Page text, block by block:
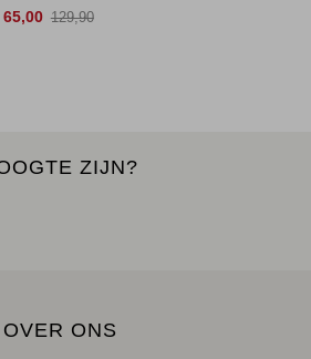
65,00 129,90
ZIJN?
OVER ONS